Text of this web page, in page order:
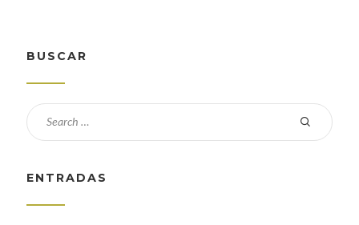
BUSCAR
ENTRADAS